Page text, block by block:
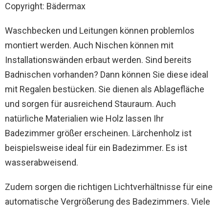
Copyright: Bädermax
Waschbecken und Leitungen können problemlos
montiert werden. Auch Nischen können mit
Installationswänden erbaut werden. Sind bereits
Badnischen vorhanden? Dann können Sie diese ideal
mit Regalen bestücken. Sie dienen als Ablagefläche
und sorgen für ausreichend Stauraum. Auch
natürliche Materialien wie Holz lassen Ihr
Badezimmer größer erscheinen. Lärchenholz ist
beispielsweise ideal für ein Badezimmer. Es ist
wasserabweisend.
Zudem sorgen die richtigen Lichtverhältnisse für eine
automatische Vergrößerung des Badezimmers. Viele